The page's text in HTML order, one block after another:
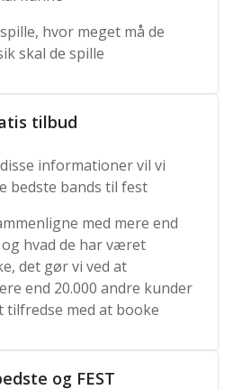
hvor meget må de
skal de spille
tilbud
informationer vil vi
bedste bands til fest
med mere end
hvad de har været
det gør vi ved at
end 20.000 andre kunder
med at booke
og FEST